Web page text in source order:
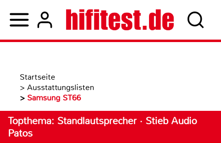
Startseite
> Ausstattungslisten
> Samsung ST66
Topthema: Standlautsprecher · Stieb Audio
Patos